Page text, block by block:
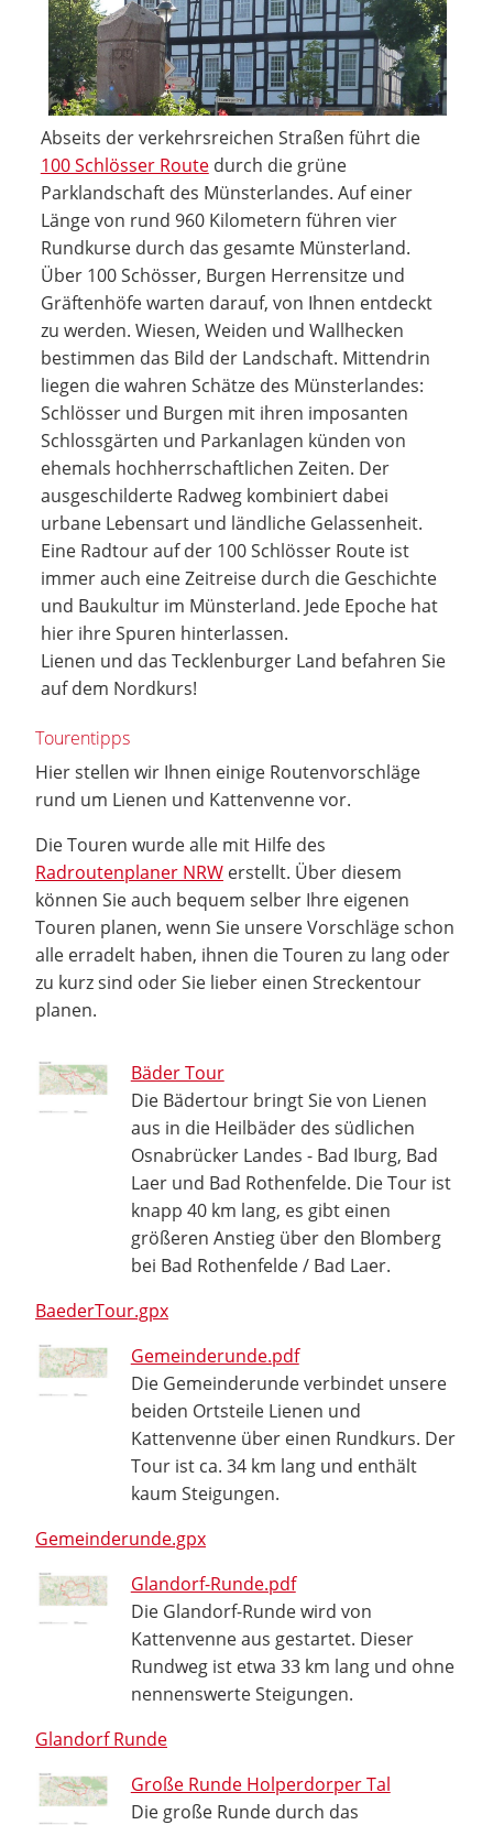
Abseits der verkehrsreichen Straßen führt die
100 Schlösser Routedurch die grüne
Parklandschaft des Münsterlandes. Auf einer
Länge von rund 960 Kilometern führen vier
Rundkurse durch das gesamte Münsterland.
Über 100 Schösser, Burgen Herrensitze und
Gräftenhöfe warten darauf, von Ihnen entdeckt
zu werden. Wiesen, Weiden und Wallhecken
bestimmen das Bild der Landschaft. Mittendrin
liegen die wahren Schätze des Münsterlandes:
Schlösser und Burgen mit ihren imposanten
Schlossgärten und Parkanlagen künden von
ehemals hochherrschaftlichen Zeiten. Der
ausgeschilderte Radweg kombiniert dabei
urbane Lebensart und ländliche Gelassenheit.
Eine Radtour auf der 100 Schlösser Route ist
immer auch eine Zeitreise durch die Geschichte
und Baukultur im Münsterland. Jede Epoche hat
hier ihre Spuren hinterlassen.
Lienen und das Tecklenburger Land befahren Sie
auf dem Nordkurs!
Tourentipps
Hier stellen wir Ihnen einige Routenvorschläge
rund um Lienen und Kattenvenne vor.
Die Touren wurde alle mit Hilfe des
Radroutenplaner NRW erstellt. Über diesem
können Sie auch bequem selber Ihre eigenen
Touren planen, wenn Sie unsere Vorschläge schon
alle erradelt haben, ihnen die Touren zu lang oder
zu kurz sind oder Sie lieber einen Streckentour
planen.
Bäder Tour
Die Bädertour bringt Sie von Lienen
aus in die Heilbäder des südlichen
Osnabrücker Landes - Bad Iburg, Bad
Laer und Bad Rothenfelde. Die Tour ist
knapp 40 km lang, es gibt einen
größeren Anstieg über den Blomberg
bei Bad Rothenfelde / Bad Laer.
BaederTour.gpx
Gemeinderunde.pdf
Die Gemeinderunde verbindet unsere
beiden Ortsteile Lienen und
Kattenvenne über einen Rundkurs. Der
Tour ist ca. 34 km lang und enthält
kaum Steigungen.
Gemeinderunde.gpx
Glandorf-Runde.pdf
Die Glandorf-Runde wird von
Kattenvenne aus gestartet. Dieser
Rundweg ist etwa 33 km lang und ohne
nennenswerte Steigungen.
Glandorf Runde
Große Runde Holperdorper Tal
Die große Runde durch das